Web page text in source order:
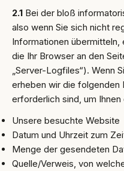
2.1 Bei der bloß
also wenn Sie sich nicht
Informationen übermitteln,
die Ihr Browser an den
„Server-Logfiles“). Wenn
erheben wir die folgenden
erforderlich sind, um
Unsere besuchte Website
Datum und Uhrzeit zum
Menge der gesendeten
Quelle/Verweis, von